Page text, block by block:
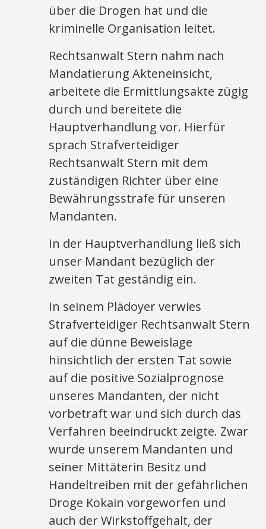
über die Drogen hat und die
kriminelle Organisation leitet.
Rechtsanwalt Stern nahm nach
Mandatierung Akteneinsicht,
arbeitete die Ermittlungsakte zügig
durch und bereitete die
Hauptverhandlung vor. Hierfür
sprach Strafverteidiger
Rechtsanwalt Stern mit dem
zuständigen Richter über eine
Bewährungsstrafe für unseren
Mandanten.
In der Hauptverhandlung ließ sich
unser Mandant bezüglich der
zweiten Tat geständig ein.
In seinem Plädoyer verwies
Strafverteidiger Rechtsanwalt Stern
auf die dünne Beweislage
hinsichtlich der ersten Tat sowie
auf die positive Sozialprognose
unseres Mandanten, der nicht
vorbetraft war und sich durch das
Verfahren beeindruckt zeigte. Zwar
wurde unserem Mandanten und
seiner Mittäterin Besitz und
Handeltreiben mit der gefährlichen
Droge Kokain vorgeworfen und
auch der Wirkstoffgehalt, der